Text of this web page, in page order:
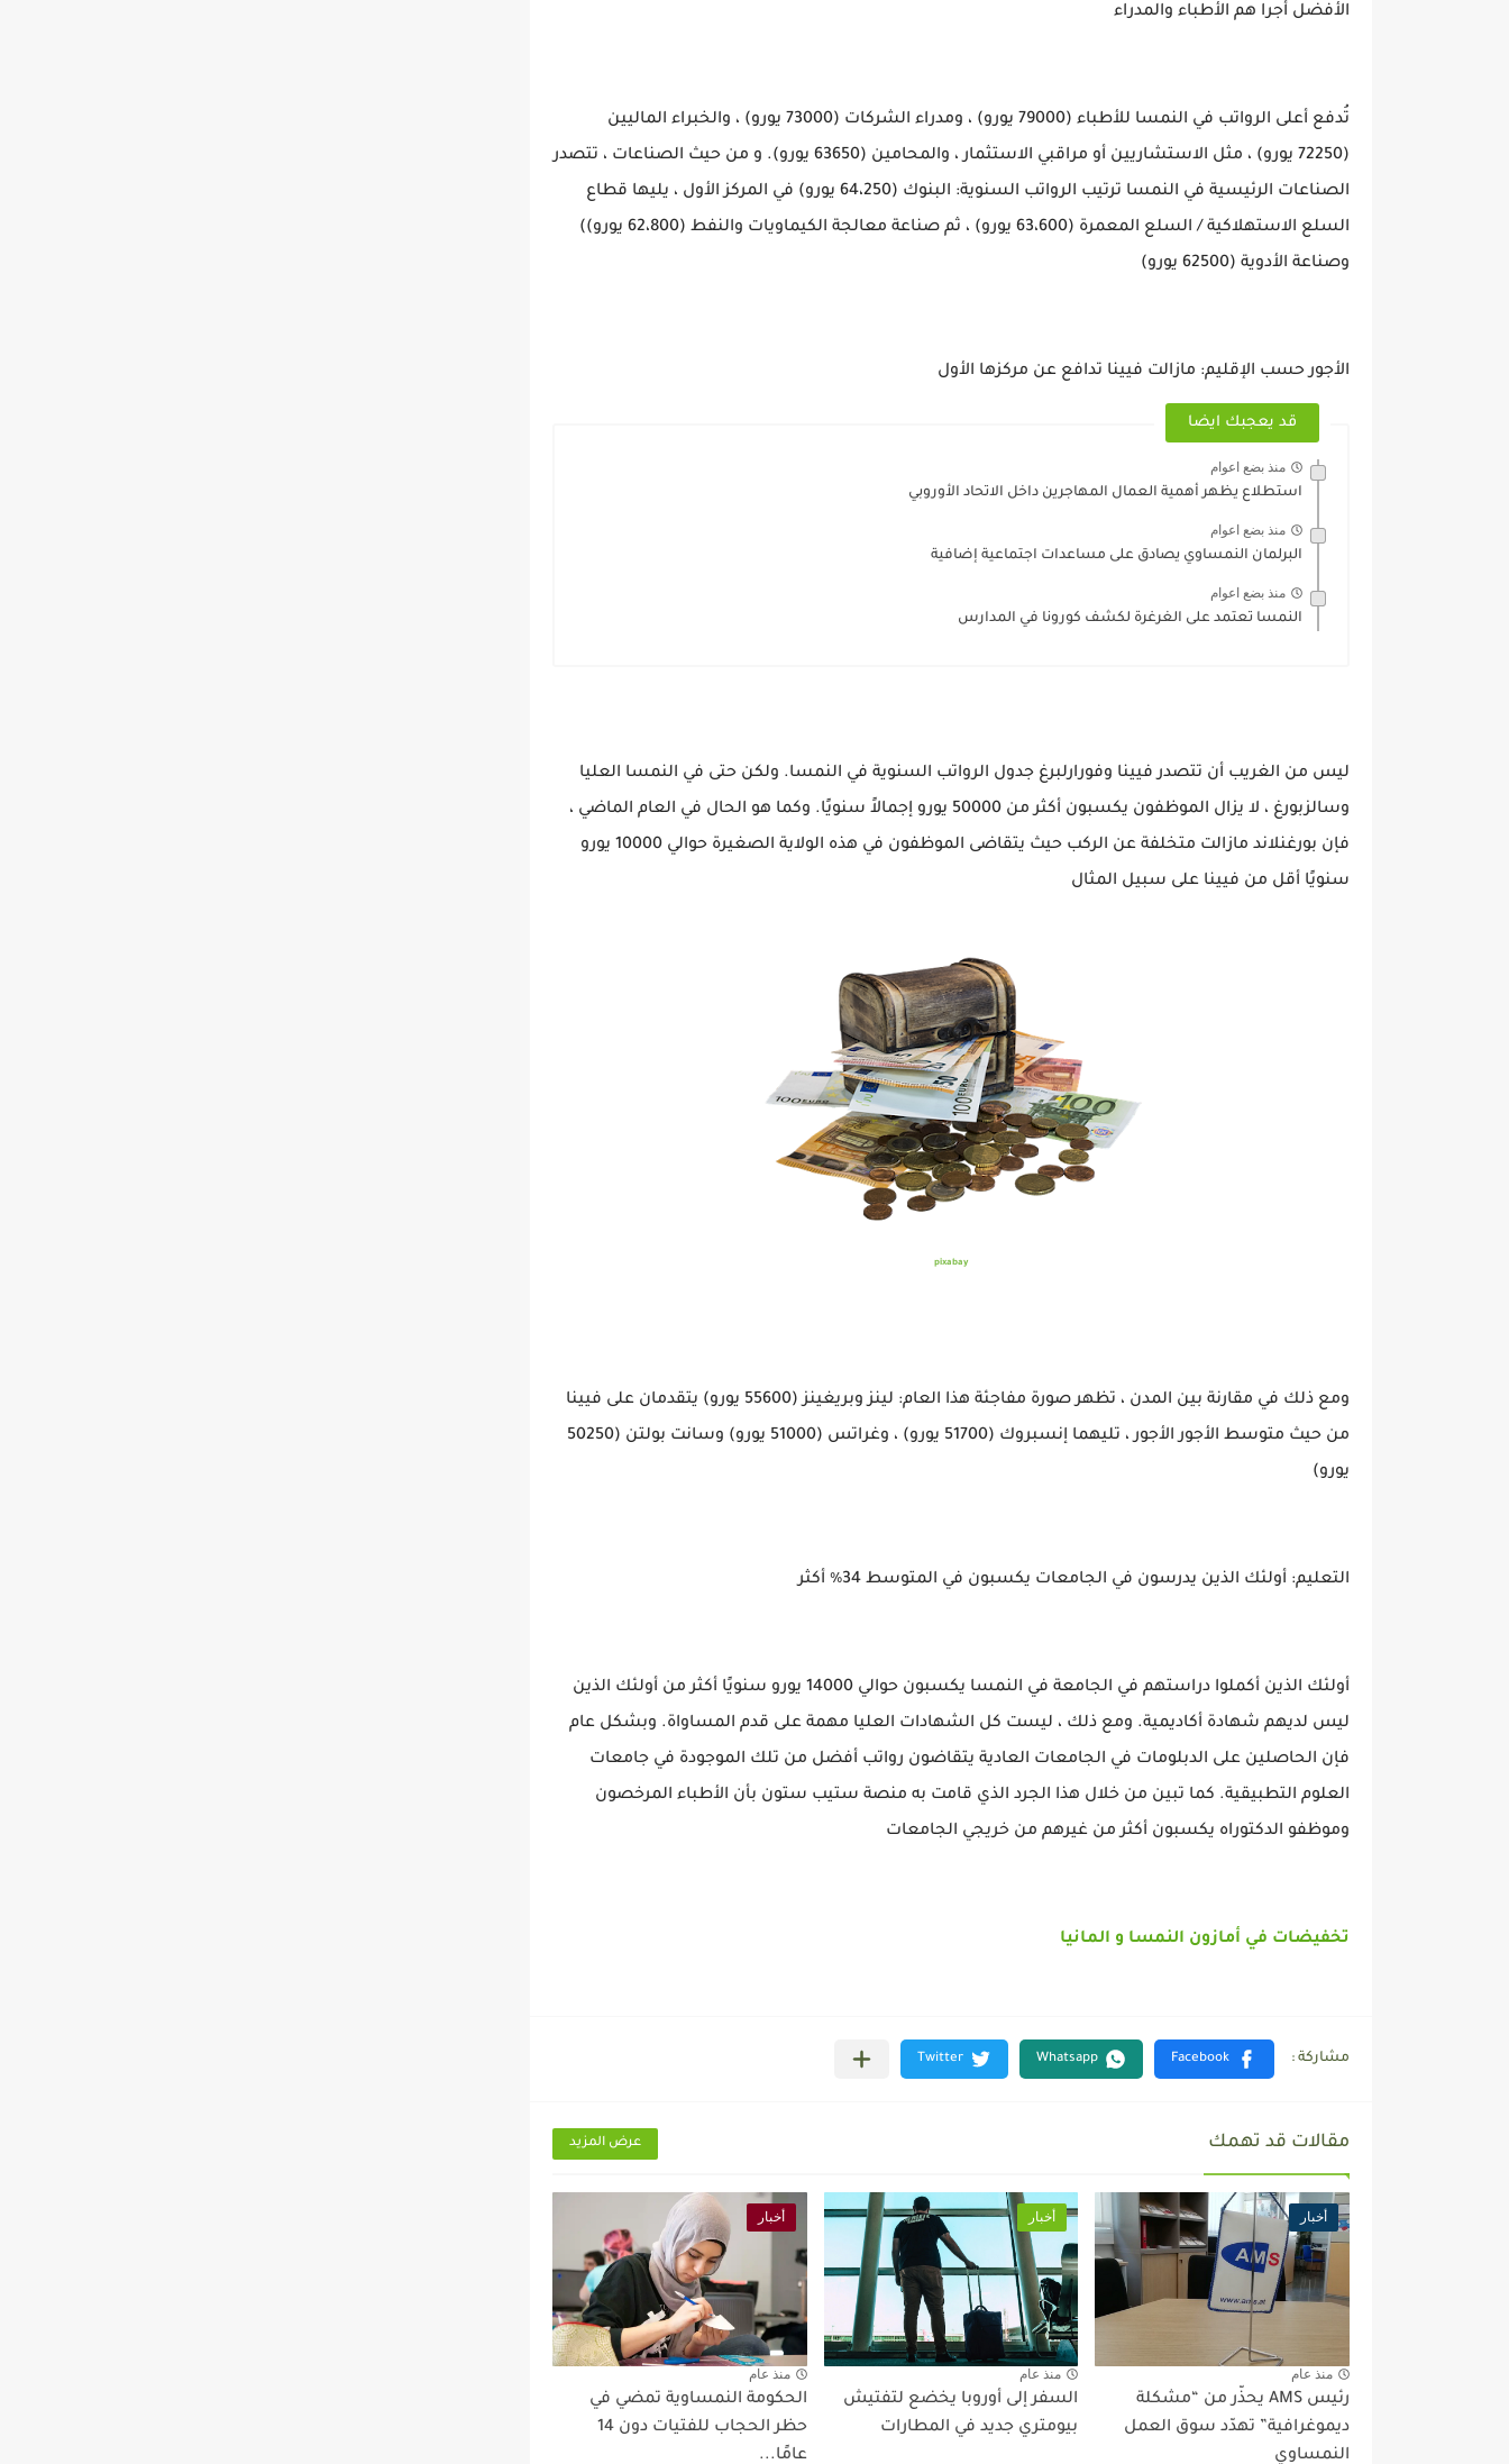
الأفضل أجرا هم الأطباء والمدراء
تُدفع أعلى الرواتب في النمسا للأطباء (79000 يورو) ، ومدراء الشركات (73000 يورو) ، والخبراء الماليين
(72250 يورو) ، مثل الاستشاريين أو مراقبي الاستثمار ، والمحامين (63650 يورو). و من حيث الصناعات ، تتصدر
الصناعات الرئيسية في النمسا ترتيب الرواتب السنوية: البنوك (64،250 يورو) في المركز الأول ، يليها قطاع
السلع الاستهلاكية / السلع المعمرة (63،600 يورو) ، ثم صناعة معالجة الكيماويات والنفط (62،800 يورو))
وصناعة الأدوية (62500 يورو)
الأجور حسب الإقليم: مازالت فيينا تدافع عن مركزها الأول
قد يعجبك ايضا
منذ بضع اعوام
استطلاع يظهر أهمية العمال المهاجرين داخل الاتحاد الأوروبي
منذ بضع اعوام
البرلمان النمساوي يصادق على مساعدات اجتماعية إضافية
منذ بضع اعوام
النمسا تعتمد على الغرغرة لكشف كورونا في المدارس
ليس من الغريب أن تتصدر فيينا وفورارلبرغ جدول الرواتب السنوية في النمسا. ولكن حتى في النمسا العليا
وسالزبورغ ، لا يزال الموظفون يكسبون أكثر من 50000 يورو إجمالاً سنويًا. وكما هو الحال في العام الماضي ،
فإن بورغنلاند مازالت متخلفة عن الركب حيث يتقاضى الموظفون في هذه الولاية الصغيرة حوالي 10000 يورو
سنويًا أقل من فيينا على سبيل المثال
pixabay
ومع ذلك في مقارنة بين المدن ، تظهر صورة مفاجئة هذا العام: لينز وبريغينز (55600 يورو) يتقدمان على فيينا
من حيث متوسط الأجور الأجور ، تليهما إنسبروك (51700 يورو) ، وغراتس (51000 يورو) وسانت بولتن (50250
يورو)
التعليم: أولئك الذين يدرسون في الجامعات يكسبون في المتوسط ​​34٪ أكثر
أولئك الذين أكملوا دراستهم في الجامعة في النمسا يكسبون حوالي 14000 يورو سنويًا أكثر من أولئك الذين
ليس لديهم شهادة أكاديمية. ومع ذلك ، ليست كل الشهادات العليا مهمة على قدم المساواة. وبشكل عام
فإن الحاصلين على الدبلومات في الجامعات العادية يتقاضون رواتب أفضل من تلك الموجودة في جامعات
العلوم التطبيقية. كما تبين من خلال هذا الجرد الذي قامت به منصة ستيب ستون بأن الأطباء المرخصون
وموظفو الدكتوراه يكسبون أكثر من غيرهم من خريجي الجامعات
تخفيضات في أمازون النمسا و المانيا
مقالات قد تهمك عرض المزيد
أخبار
منذ عام
رئيس AMS يحذّر من “مشكلة
ديموغرافية” تهدّد سوق العمل
النمساوي
أخبار
منذ عام
السفر إلى أوروبا يخضع لتفتيش
بيومتري جديد في المطارات
أخبار
منذ عام
الحكومة النمساوية تمضي في
حظر الحجاب للفتيات دون 14
عامًا...